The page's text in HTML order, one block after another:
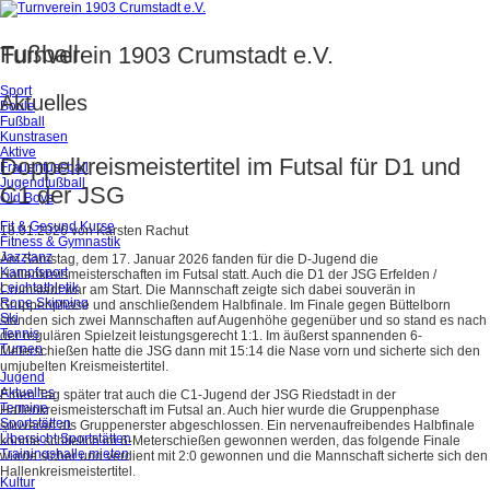
Turnverein 1903 Crumstadt e.V.
Sport
Boule
Fußball
Kunstrasen
Aktive
Frauenfussball
Jugendfußball
Old Boys
Fit & Gesund Kurse
Fitness & Gymnastik
Jazztanz
Kampfsport
Leichtathletik
Rope Skipping
Ski
Tennis
Turnen
Jugend
Aktuelles
Termine
Sportstätten
Übersicht Sportstätten
Trainingshalle mieten
Kultur
Fußball
Aktuelles
Doppelkreismeistertitel im Futsal für D1 und
C1 der JSG
18.01.2026vonKarsten Rachut
Am Samstag, dem 17. Januar 2026 fanden für die D-Jugend die
Hallenkreismeisterschaften im Futsal statt. Auch die D1 der JSG Erfelden /
Crumstadt war am Start. Die Mannschaft zeigte sich dabei souverän in
Gruppenphase und anschließendem Halbfinale. Im Finale gegen Büttelborn
standen sich zwei Mannschaften auf Augenhöhe gegenüber und so stand es nach
der regulären Spielzeit leistungsgerecht 1:1. Im äußerst spannenden 6-
Meterschießen hatte die JSG dann mit 15:14 die Nase vorn und sicherte sich den
umjubelten Kreismeistertitel.
Einen Tag später trat auch die C1-Jugend der JSG Riedstadt in der
Hallenkreismeisterschaft im Futsal an. Auch hier wurde die Gruppenphase
souverän als Gruppenerster abgeschlossen. Ein nervenaufreibendes Halbfinale
konnte schlielich im 6-Meterschießen gewonnen werden, das folgende Finale
wurde sicher und verdient mit 2:0 gewonnen und die Mannschaft sicherte sich den
Hallenkreismeistertitel.